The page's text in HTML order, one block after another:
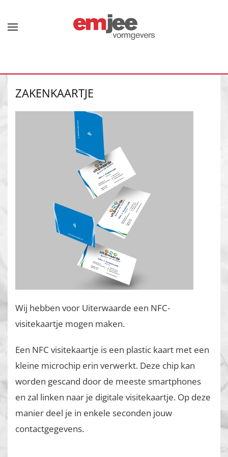
Terug naar hoofdinhoud
ZAKENKAARTJE
Wij hebben voor Uiterwaarde een NFC-
visitekaartje mogen maken.
Een NFC visitekaartje is een plastic kaart met een
kleine microchip erin verwerkt. Deze chip kan
worden gescand door de meeste smartphones
en zal linken naar je digitale visitekaartje. Op deze
manier deel je in enkele seconden jouw
contactgegevens.